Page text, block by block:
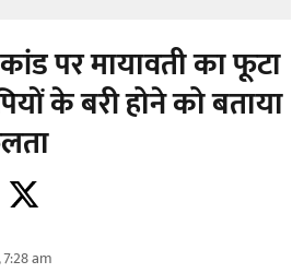
पर मायावती का फूटा
के बरी होने को बताया
am